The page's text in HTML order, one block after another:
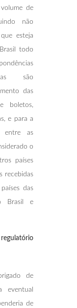
de
não
esteja
todo
são
das
boletos,
e para a
entre as
o
países
recebidas
das
Brasil e
de
eventual
de